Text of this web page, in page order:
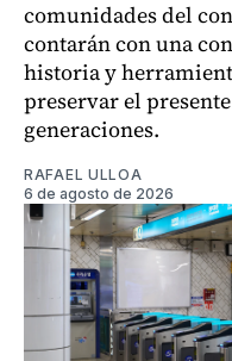
comunidades del
contarán con una
historia y
preservar el
generaciones.
RAFAEL ULLOA
6 de agosto de 2026